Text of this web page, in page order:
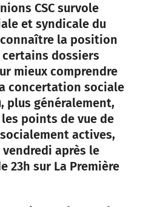
CSC survole
et syndicale du
la position
certains dossiers
mieux comprendre
concertation sociale
plus généralement,
points de vue de
actives,
après le
23h sur La Première